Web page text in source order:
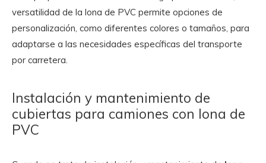
versatilidad de la lona de PVC permite opciones de
personalización, como diferentes colores o tamaños, para
adaptarse a las necesidades específicas del transporte
por carretera.
Instalación y mantenimiento de
cubiertas para camiones con lona de
PVC